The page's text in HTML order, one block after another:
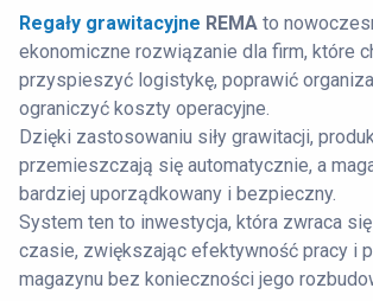
Regały grawitacyjne REMA to
ekonomiczne rozwiązanie dla firm, które
przyspieszyć logistykę, poprawić
ograniczyć koszty operacyjne.
Dzięki zastosowaniu siły grawitacji,
przemieszczają się automatycznie, a
bardziej uporządkowany i bezpieczny.
System ten to inwestycja, która zwraca
czasie, zwiększając efektywność pracy i
magazynu bez konieczności jego